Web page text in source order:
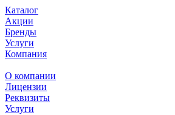
Каталог
Акции
Бренды
Услуги
Компания
О компании
Лицензии
Реквизиты
Услуги